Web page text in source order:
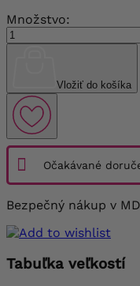
Množstvo:
Vložiť do košíka
Očakávané
Bezpečný nákup v
Tabuľka veľkostí